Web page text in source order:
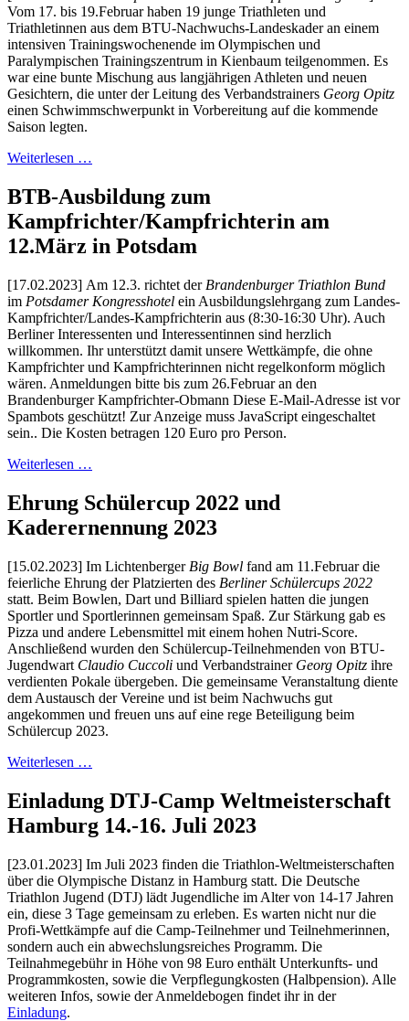
Vom 17. bis 19.Februar haben 19 junge Triathleten und
Triathletinnen aus dem BTU-Nachwuchs-Landeskader an einem
intensiven Trainingswochenende im Olympischen und
Paralympischen Trainingszentrum in Kienbaum teilgenommen. Es
war eine bunte Mischung aus langjährigen Athleten und neuen
Gesichtern, die unter der Leitung des Verbandstrainers Georg Opitz
einen Schwimmschwerpunkt in Vorbereitung auf die kommende
Saison legten.
Weiterlesen …
BTB-Ausbildung zum
Kampfrichter/Kampfrichterin am
12.März in Potsdam
[17.02.2023] Am 12.3. richtet der Brandenburger Triathlon Bund
im Potsdamer Kongresshotel ein Ausbildungslehrgang zum Landes-
Kampfrichter/Landes-Kampfrichterin aus (8:30-16:30 Uhr). Auch
Berliner Interessenten und Interessentinnen sind herzlich
willkommen. Ihr unterstützt damit unsere Wettkämpfe, die ohne
Kampfrichter und Kampfrichterinnen nicht regelkonform möglich
wären. Anmeldungen bitte bis zum 26.Februar an den
Brandenburger Kampfrichter-Obmann Diese E-Mail-Adresse ist vor
Spambots geschützt! Zur Anzeige muss JavaScript eingeschaltet
sein.. Die Kosten betragen 120 Euro pro Person.
Weiterlesen …
Ehrung Schülercup 2022 und
Kaderernennung 2023
[15.02.2023] Im Lichtenberger Big Bowl fand am 11.Februar die
feierliche Ehrung der Platzierten des Berliner Schülercups 2022
statt. Beim Bowlen, Dart und Billiard spielen hatten die jungen
Sportler und Sportlerinnen gemeinsam Spaß. Zur Stärkung gab es
Pizza und andere Lebensmittel mit einem hohen Nutri-Score.
Anschließend wurden den Schülercup-Teilnehmenden von BTU-
Jugendwart Claudio Cuccoli und Verbandstrainer Georg Opitz ihre
verdienten Pokale übergeben. Die gemeinsame Veranstaltung diente
dem Austausch der Vereine und ist beim Nachwuchs gut
angekommen und freuen uns auf eine rege Beteiligung beim
Schülercup 2023.
Weiterlesen …
Einladung DTJ-Camp Weltmeisterschaft
Hamburg 14.-16. Juli 2023
[23.01.2023] Im Juli 2023 finden die Triathlon-Weltmeisterschaften
über die Olympische Distanz in Hamburg statt. Die Deutsche
Triathlon Jugend (DTJ) lädt Jugendliche im Alter von 14-17 Jahren
ein, diese 3 Tage gemeinsam zu erleben. Es warten nicht nur die
Profi-Wettkämpfe auf die Camp-Teilnehmer und Teilnehmerinnen,
sondern auch ein abwechslungsreiches Programm. Die
Teilnahmegebühr in Höhe von 98 Euro enthält Unterkunfts- und
Programmkosten, sowie die Verpflegungkosten (Halbpension). Alle
weiteren Infos, sowie der Anmeldebogen findet ihr in der
Einladung.